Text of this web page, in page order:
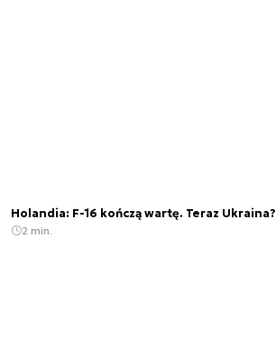
Holandia: F-16 kończą wartę. Teraz Ukraina?
2 min.